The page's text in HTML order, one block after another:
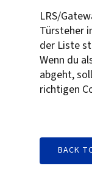
LRS/
Türsteher
der Liste
Wenn du
abgeht,
richtigen
BACK